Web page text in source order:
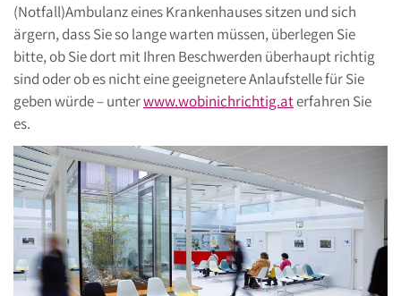
(Notfall)Ambulanz eines Krankenhauses sitzen und sich
ärgern, dass Sie so lange warten müssen, überlegen Sie
bitte, ob Sie dort mit Ihren Beschwerden überhaupt richtig
sind oder ob es nicht eine geeignetere Anlaufstelle für Sie
geben würde – unterwww.wobinichrichtig.aterfahren Sie
es.